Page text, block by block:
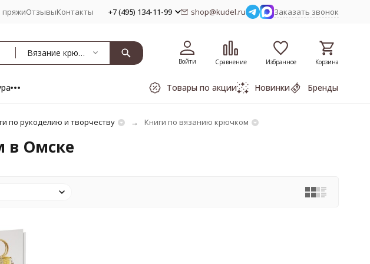
пряжиОтзывыКонтакты +7 (495) 134-11-99 shop@kudel.ru Заказать звонок
Вязание крючком
Войти Сравнение Избранное Корзина
Товары по акции Новинки Бренды
по рукоделию и творчеству Книги по вязанию крючком
в Омске